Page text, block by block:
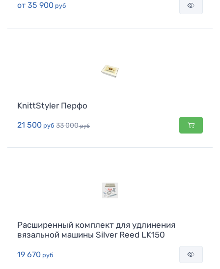
от 35 900 руб
KnittStyler Перфо
21 500 руб 33 000руб
Расширенный комплект для удлинения
вязальной машины Silver Reed LK150
19 670 руб